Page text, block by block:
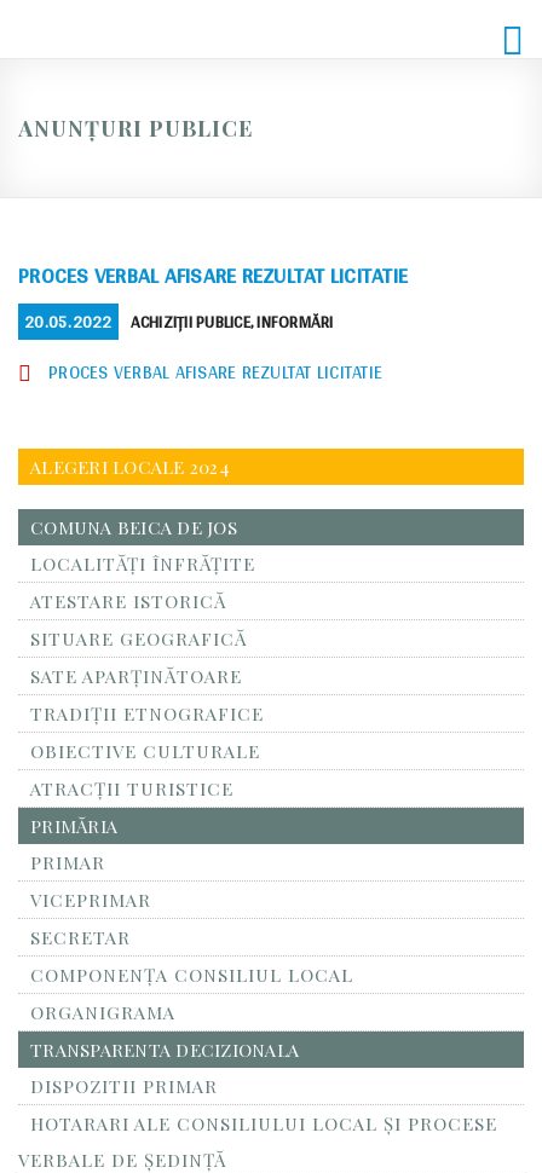
ANUNȚURI PUBLICE
PROCES VERBAL AFISARE REZULTAT LICITATIE
POSTED
ON
20.05.2022 CATEGORIES
ACHIZIȚII PUBLICE,INFORMĂRI
PROCES VERBAL AFISARE REZULTAT LICITATIE
ALEGERI LOCALE 2024
COMUNA BEICA DE JOS
LOCALITĂŢI ÎNFRĂŢITE
ATESTARE ISTORICĂ
SITUARE GEOGRAFICĂ
SATE APARȚINĂTOARE
TRADIȚII ETNOGRAFICE
OBIECTIVE CULTURALE
ATRACȚII TURISTICE
PRIMĂRIA
PRIMAR
VICEPRIMAR
SECRETAR
COMPONENȚA CONSILIUL LOCAL
ORGANIGRAMA
TRANSPARENTA DECIZIONALA
DISPOZITII PRIMAR
HOTARARI ALE CONSILIULUI LOCAL ȘI PROCESE
VERBALE DE ȘEDINȚĂ